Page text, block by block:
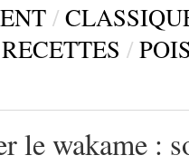
/
/
le wakame :